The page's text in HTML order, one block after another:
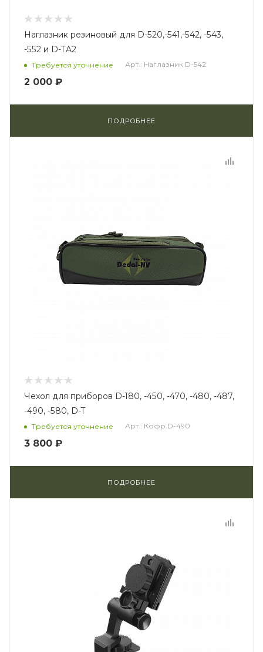
Наглазник резиновый для D-520,-541,-542, -543,
-552 и D-TA2
Требуется уточнение Арт.: Наглазник D-542
2 000 ₽
ПОДРОБНЕЕ
Чехол для приборов D-180, -450, -470, -480, -487,
-490, -580, D-T
Требуется уточнение Арт.: Кофр D-490
3 800 ₽
ПОДРОБНЕЕ